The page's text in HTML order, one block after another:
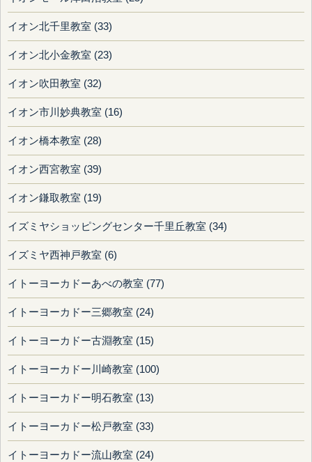
イオン北千里教室 (33)
イオン北小金教室 (23)
イオン吹田教室 (32)
イオン市川妙典教室 (16)
イオン橋本教室 (28)
イオン西宮教室 (39)
イオン鎌取教室 (19)
イズミヤショッピングセンター千里丘教室 (34)
イズミヤ西神戸教室 (6)
イトーヨーカドーあべの教室 (77)
イトーヨーカドー三郷教室 (24)
イトーヨーカドー古淵教室 (15)
イトーヨーカドー川崎教室 (100)
イトーヨーカドー明石教室 (13)
イトーヨーカドー松戸教室 (33)
イトーヨーカドー流山教室 (24)